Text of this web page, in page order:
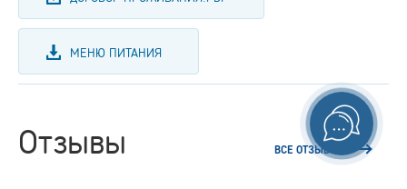
МЕНЮ ПИТАНИЯ
Отзывы ВСЕ ОТЗЫВЫ